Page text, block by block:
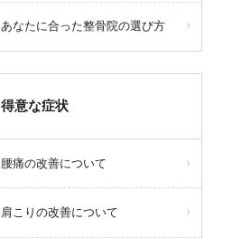
あなたに合った整骨院の選び方
得意な症状
腰痛の改善について
肩こりの改善について